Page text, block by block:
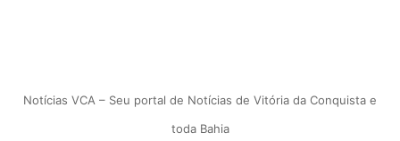
Notícias VCA – Seu portal de Notícias de Vitória da Conquista e
toda Bahia